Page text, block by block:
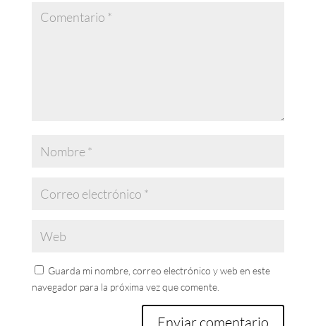
Guarda mi nombre, correo electrónico y web en este
navegador para la próxima vez que comente.